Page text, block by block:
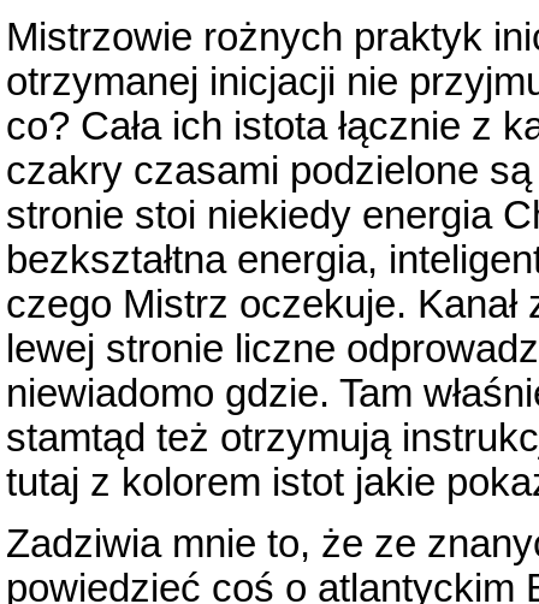
Mistrzowie rożnych praktyk
otrzymanej inicjacji nie
co? Cała ich istota łącznie z
czakry czasami podzielone
stronie stoi niekiedy energia
bezkształtna energia,
czego Mistrz oczekuje.
lewej stronie liczne
niewiadomo gdzie. Tam
stamtąd też otrzymują
tutaj z kolorem istot jakie
Zadziwia mnie to, że ze
powiedzieć coś o atlantyckim